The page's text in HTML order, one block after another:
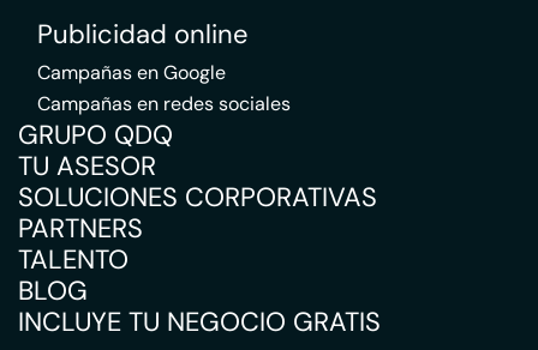
Publicidad online
Campañas en Google
Campañas en redes sociales
GRUPO QDQ
TU ASESOR
SOLUCIONES CORPORATIVAS
PARTNERS
TALENTO
BLOG
INCLUYE TU NEGOCIO GRATIS